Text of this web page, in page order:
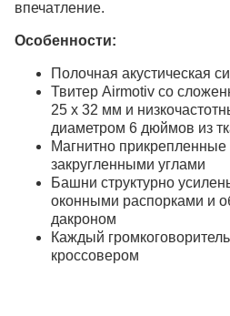
впечатление.
Особенности:
Полочная акустическая
Твитер Airmotiv со
25 x 32 мм и
диаметром 6 дюймов из
Магнитно прикрепленные
закругленными углами
Башни структурно
оконными распорками и
дакроном
Каждый
кроссовером